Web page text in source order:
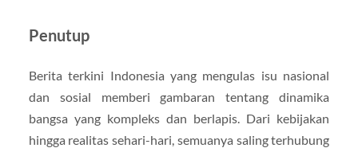
Penutup
Berita terkini Indonesia yang mengulas isu nasional
dan sosial memberi gambaran tentang dinamika
bangsa yang kompleks dan berlapis. Dari kebijakan
hingga realitas sehari-hari, semuanya saling terhubung